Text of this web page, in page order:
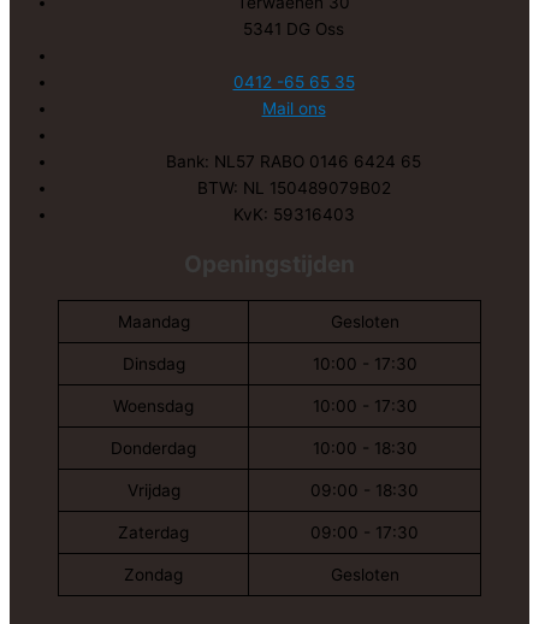
5341 DG Oss
0412 -65 65 35
Mail ons
Bank: NL57 RABO 0146 6424 65
BTW: NL 150489079B02
KvK: 59316403
Maandag Gesloten
Dinsdag 10:00 - 17:30
Woensdag 10:00 - 17:30
Donderdag 10:00 - 18:30
Vrijdag 09:00 - 18:30
Zaterdag 09:00 - 17:30
Zondag Gesloten